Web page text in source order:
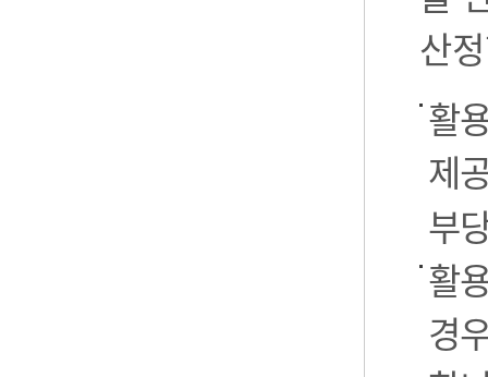
산
활
제
부
활
경